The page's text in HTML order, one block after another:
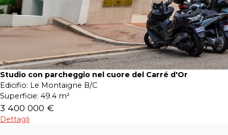
Studio con parcheggio nel cuore del Carré d'Or
Edicifio: Le Montaigne B/C
Superficie: 49.4 m²
3 400 000 €
Dettagli